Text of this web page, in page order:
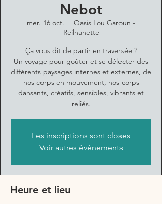
Nebot
mer. 16 oct.
  |
Oasis Lou Garoun -
Reilhanette
Ça vous dit de partir en traversée ?
Un voyage pour goûter et se délecter des
différents paysages internes et externes, de
nos corps en mouvement, nos corps
dansants, créatifs, sensibles, vibrants et
reliés.
Les inscriptions sont closes
Voir autres événements
Heure et lieu